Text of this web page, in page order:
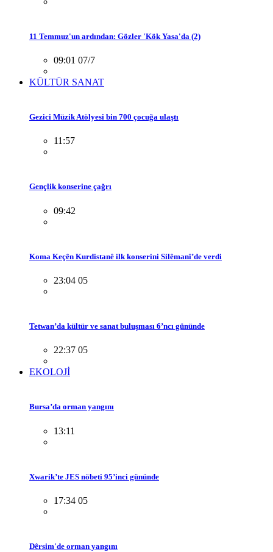
11 Temmuz'un ardından: Gözler 'Kök Yasa'da (2)
09:01 07/7
KÜLTÜR SANAT
Gezici Müzik Atölyesi bin 700 çocuğa ulaştı
11:57
Gençlik konserine çağrı
09:42
Koma Keçên Kurdistanê ilk konserini Silêmanî’de verdi
23:04 05
Tetwan’da kültür ve sanat buluşması 6’ncı gününde
22:37 05
EKOLOJİ
Bursa’da orman yangını
13:11
Xwarik’te JES nöbeti 95’inci gününde
17:34 05
Dêrsim'de orman yangını